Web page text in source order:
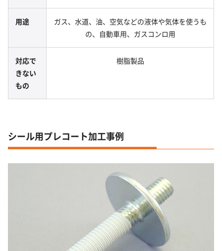
用途
ガス、水道、油、空気などの液体や気体を使うも
の、自動車用、ガスコンロ用
対応で
きない
もの
樹脂製品
シール用プレコート加工事例